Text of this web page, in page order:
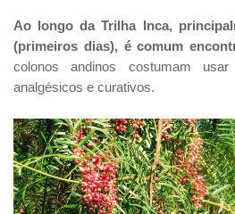
Ao longo da Trilha Inca,
(primeiros dias), é comum
colonos andinos costumam
analgésicos e curativos.